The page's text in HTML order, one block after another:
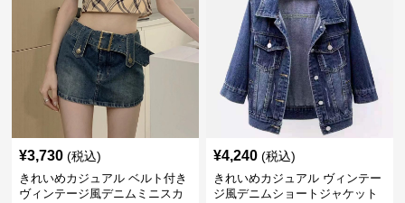
¥3,730 (税込)
きれいめカジュアル ベルト付き
ヴィンテージ風デニムミニスカ
¥4,240 (税込)
きれいめカジュアル ヴィンテー
ジ風デニムショートジャケット